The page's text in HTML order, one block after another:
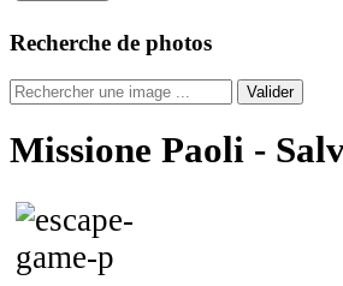
Recherche de photos
Valider
Missione Paoli -